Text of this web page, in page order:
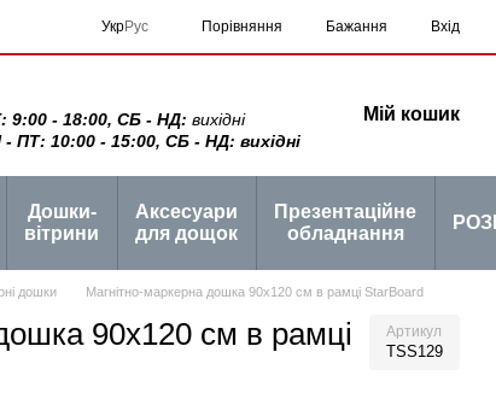
УкрРус Порівняння Бажання Вхід
9:00 - 18:00, СБ - НД: вихідні
ПТ: 10:00 - 15:00, СБ - НД: вихідні
Мій кошик
Дошки-
вітрини
Аксесуари
для дощок
Презентаційне
обладнання
дошки Магнітно-маркерна дошка 90x120 см в рамці StarBoard
90x120 см в рамці
Артикул
TSS129